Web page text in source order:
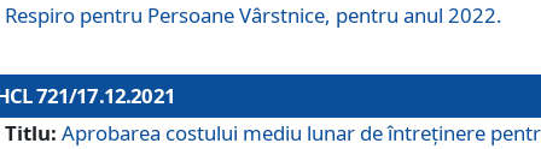
Respiro pentru Persoane Vârstnice, pentru anul 2022.
721/17.12.2021
Titlu: Aprobarea costului mediu lunar de întreţinere